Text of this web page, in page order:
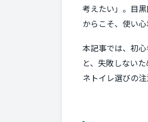
考えたい」。目
からこそ、使い
本記事では、初
と、失敗しない
ネトイレ選びの